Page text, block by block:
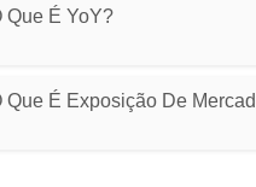
Que É YoY?
Que É Exposição De